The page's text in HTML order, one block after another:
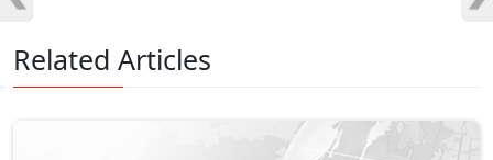
Related Articles